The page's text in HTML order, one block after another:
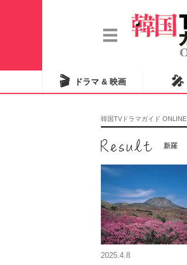
🎬 ドラマ & 映画 🎤
韓国TVドラマガイド ONLINE
新羅
2025.4.8